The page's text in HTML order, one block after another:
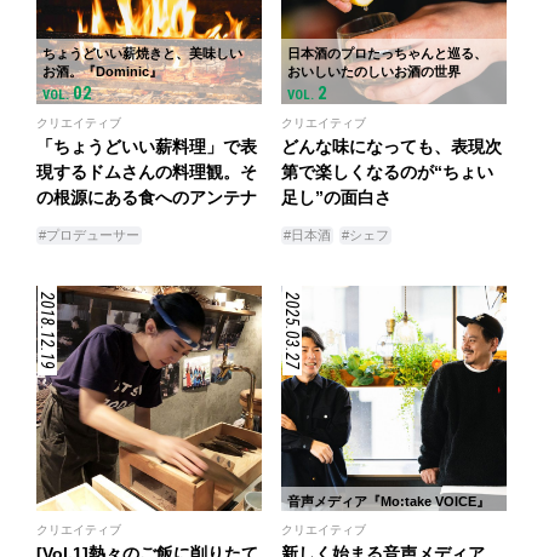
ちょうどいい薪焼きと、美味しい
お酒。『Dominic』
VOL.02
クリエイティブ
「ちょうどいい薪料理」で表
現するドムさんの料理観。そ
の根源にある食へのアンテナ
#プロデューサー
日本酒のプロたっちゃんと巡る、
おいしいたのしいお酒の世界
VOL. 2
クリエイティブ
どんな味になっても、表現次
第で楽しくなるのが“ちょい
足し”の面白さ
#日本酒 #シェフ
2018.12.19
クリエイティブ
[Vol.1]熱々のご飯に削りたて
2025.03.27
音声メディア『Mo:take VOICE』
クリエイティブ
新しく始まる音声メディア